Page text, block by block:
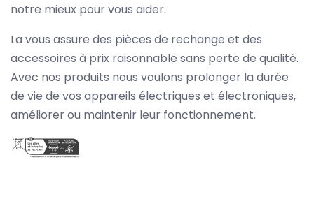
notre mieux pour vous aider.
La vous assure des pièces de rechange et des
accessoires à prix raisonnable sans perte de qualité.
Avec nos produits nous voulons prolonger la durée
de vie de vos appareils électriques et électroniques,
améliorer ou maintenir leur fonctionnement.